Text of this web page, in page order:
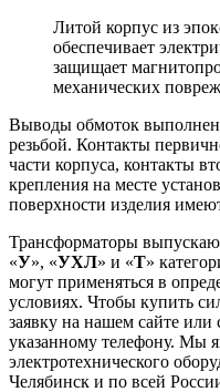
Литой корпус из
обеспечивает
защищает
механических
Выводы обмоток
резьбой. Контакты
части корпуса, контакты
крепления на месте
поверхности изделия
Трансформаторы
«У», «УХЛ» и «Т»
могут применяться в
условиях. Чтобы купить
заявку на нашем сайте
указанному телефону. Мы
электротехнического
Челябинск и по всей